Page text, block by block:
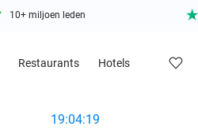
10+ miljoen leden
Restaurants Hotels
19:04:18